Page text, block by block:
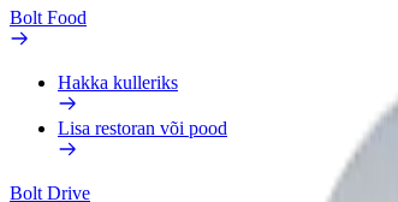
Bolt Food
Hakka kulleriks
Lisa restoran või pood
Bolt Drive